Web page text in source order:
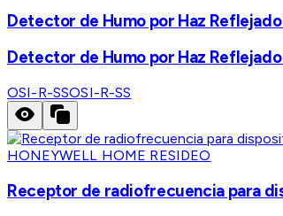
Detector de Humo por Haz
Detector de Humo por Haz
OSI-R-SSOSI-R-SS
HONEYWELL HOME RESIDEO
Receptor de radiofrecuencia para